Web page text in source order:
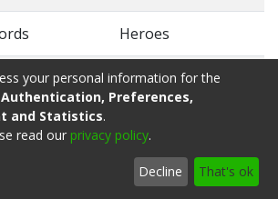
Heroes
Vandals
Iván Duque
your personal information for the
Authentication, Preferences,
and Statistics.
read our privacy policy.
Decline That's ok